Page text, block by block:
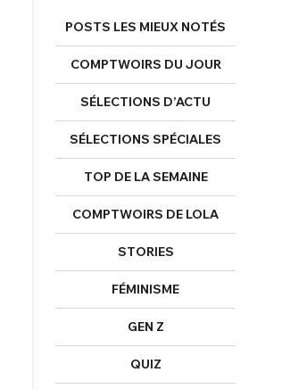
POSTS LES MIEUX NOTÉS
COMPTWOIRS DU JOUR
SÉLECTIONS D’ACTU
SÉLECTIONS SPÉCIALES
TOP DE LA SEMAINE
COMPTWOIRS DE LOLA
STORIES
FÉMINISME
GEN Z
QUIZ